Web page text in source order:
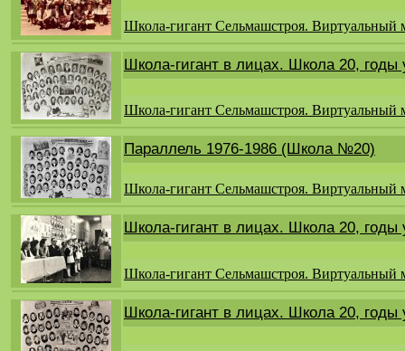
Школа-гигант Сельмашстроя. Виртуальный
Школа-гигант в лицах. Школа 20, годы
Школа-гигант Сельмашстроя. Виртуальный
Параллель 1976-1986 (Школа №20)
Школа-гигант Сельмашстроя. Виртуальный
Школа-гигант в лицах. Школа 20, годы
Школа-гигант Сельмашстроя. Виртуальный
Школа-гигант в лицах. Школа 20, годы